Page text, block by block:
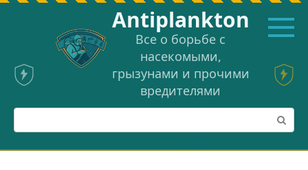
Перейти
Аntiplankton
Все о борьбе с
насекомыми,
грызунами и прочими
вредителями
Поиск: